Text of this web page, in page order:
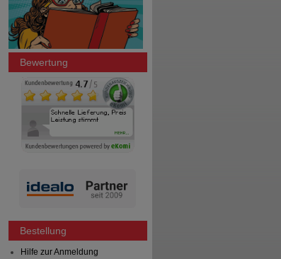
Bewertung
Bestellung
Hilfe zur Anmeldung